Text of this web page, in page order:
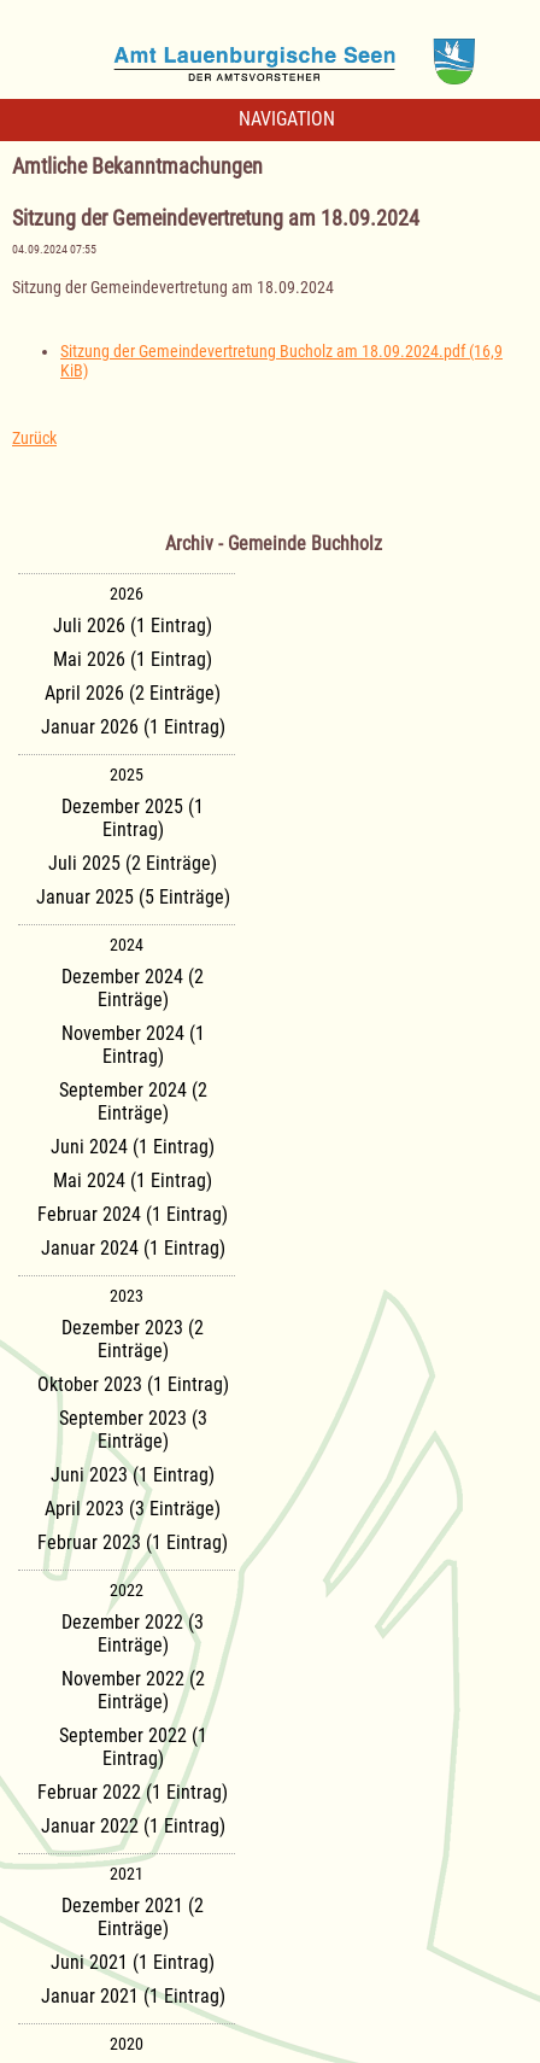
NAVIGATION
Amtliche Bekanntmachungen
Sitzung der Gemeindevertretung am 18.09.2024
04.09.2024 07:55
Sitzung der Gemeindevertretung am 18.09.2024
Sitzung der Gemeindevertretung Bucholz am 18.09.2024.pdf(16,9
KiB)
Zurück
Archiv - Gemeinde Buchholz
2026
Juli 2026 (1 Eintrag)
Mai 2026 (1 Eintrag)
April 2026 (2 Einträge)
Januar 2026 (1 Eintrag)
2025
Dezember 2025 (1
Eintrag)
Juli 2025 (2 Einträge)
Januar 2025 (5 Einträge)
2024
Dezember 2024 (2
Einträge)
November 2024 (1
Eintrag)
September 2024 (2
Einträge)
Juni 2024 (1 Eintrag)
Mai 2024 (1 Eintrag)
Februar 2024 (1 Eintrag)
Januar 2024 (1 Eintrag)
2023
Dezember 2023 (2
Einträge)
Oktober 2023 (1 Eintrag)
September 2023 (3
Einträge)
Juni 2023 (1 Eintrag)
April 2023 (3 Einträge)
Februar 2023 (1 Eintrag)
2022
Dezember 2022 (3
Einträge)
November 2022 (2
Einträge)
September 2022 (1
Eintrag)
Februar 2022 (1 Eintrag)
Januar 2022 (1 Eintrag)
2021
Dezember 2021 (2
Einträge)
Juni 2021 (1 Eintrag)
Januar 2021 (1 Eintrag)
2020